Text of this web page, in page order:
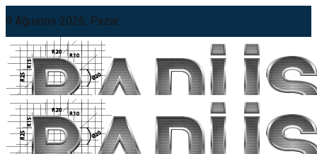
9 Ağustos 2026, Pazar
Döviz Kurları
ABD Doları
47.6085